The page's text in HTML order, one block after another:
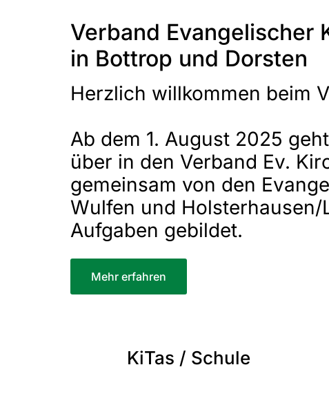
Verband Evangelischer
in Bottrop und Dorsten
Herzlich willkommen beim
Ab dem 1. August 2025
über in den Verband Ev.
gemeinsam von den
Wulfen und
Aufgaben gebildet.
Mehr erfahren
KiTas / Schule